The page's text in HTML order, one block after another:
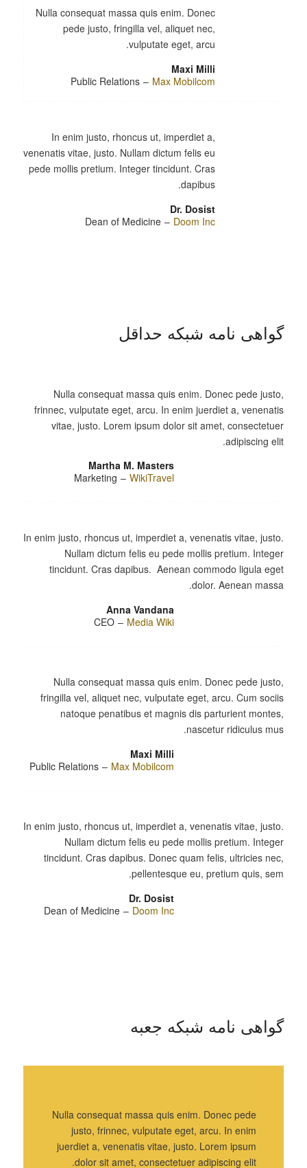
Nulla consequat massa quis enim. Donec
pede justo, fringilla vel, aliquet nec,
vulputate eget, arcu.
Maxi Milli
Public Relations – Max Mobilcom
In enim justo, rhoncus ut, imperdiet a,
venenatis vitae, justo. Nullam dictum felis eu
pede mollis pretium. Integer tincidunt. Cras
dapibus.
Dr. Dosist
Dean of Medicine – Doom Inc
گواهی نامه شبکه حداقل
Nulla consequat massa quis enim. Donec pede justo,
frinnec, vulputate eget, arcu. In enim juerdiet a, venenatis
vitae, justo. Lorem ipsum dolor sit amet, consectetuer
adipiscing elit.
Martha M. Masters
Marketing – WikiTravel
In enim justo, rhoncus ut, imperdiet a, venenatis vitae, justo.
Nullam dictum felis eu pede mollis pretium. Integer
tincidunt. Cras dapibus. Aenean commodo ligula eget
dolor. Aenean massa.
Anna Vandana
CEO – Media Wiki
Nulla consequat massa quis enim. Donec pede justo,
fringilla vel, aliquet nec, vulputate eget, arcu. Cum sociis
natoque penatibus et magnis dis parturient montes,
nascetur ridiculus mus.
Maxi Milli
Public Relations – Max Mobilcom
In enim justo, rhoncus ut, imperdiet a, venenatis vitae, justo.
Nullam dictum felis eu pede mollis pretium. Integer
tincidunt. Cras dapibus. Donec quam felis, ultricies nec,
pellentesque eu, pretium quis, sem.
Dr. Dosist
Dean of Medicine – Doom Inc
گواهی نامه شبکه جعبه
Nulla consequat massa quis enim. Donec pede
justo, frinnec, vulputate eget, arcu. In enim
juerdiet a, venenatis vitae, justo. Lorem ipsum
dolor sit amet, consectetuer adipiscing elit.